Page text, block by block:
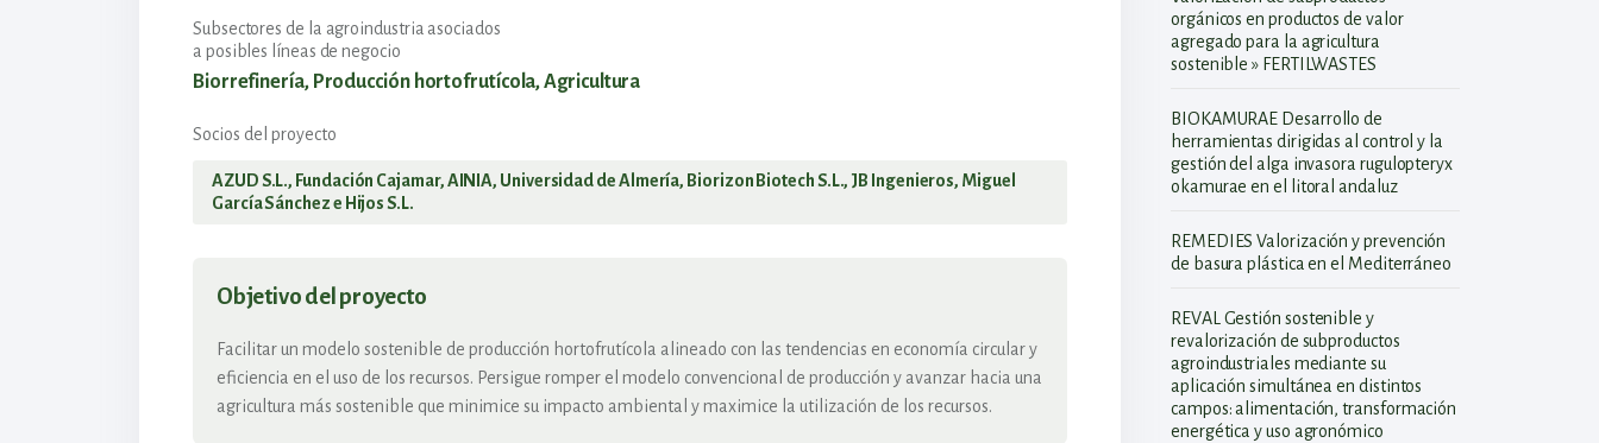
Subsectores de la agroindustria asociados
a posibles líneas de negocio
Biorrefinería, Producción hortofrutícola, Agricultura
Socios del proyecto
AZUD S.L., Fundación Cajamar, AINIA, Universidad de Almería, Biorizon Biotech S.L., JB Ingenieros, Miguel
García Sánchez e Hijos S.L.
Objetivo del proyecto
Facilitar un modelo sostenible de producción hortofrutícola alineado con las tendencias en economía circular y
eficiencia en el uso de los recursos. Persigue romper el modelo convencional de producción y avanzar hacia una
agricultura más sostenible que minimice su impacto ambiental y maximice la utilización de los recursos.
orgánicos en productos de valor
agregado para la agricultura
sostenible » FERTILWASTES
BIOKAMURAE Desarrollo de
herramientas dirigidas al control y la
gestión del alga invasora rugulopteryx
okamurae en el litoral andaluz
REMEDIES Valorización y prevención
de basura plástica en el Mediterráneo
REVAL Gestión sostenible y
revalorización de subproductos
agroindustriales mediante su
aplicación simultánea en distintos
campos: alimentación, transformación
energética y uso agronómico